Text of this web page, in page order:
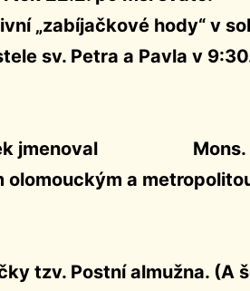
„zabíjačkové hody“ v
sv. Petra a Pavla v
jmenoval Mons.
a
tzv. Postní almužna. (A